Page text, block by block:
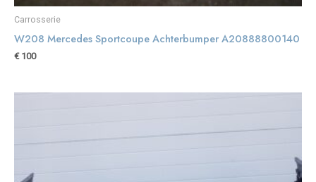
Carrosserie
W208 Mercedes Sportcoupe Achterbumper A20888800140
€100